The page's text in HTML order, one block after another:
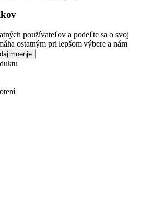
používateľov a podeľte sa o svoj
ostatným pri lepšom výbere a nám
mnenje